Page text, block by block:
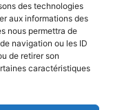
des technologies
aux informations des
nous permettra de
navigation ou les ID
de retirer son
caractéristiques